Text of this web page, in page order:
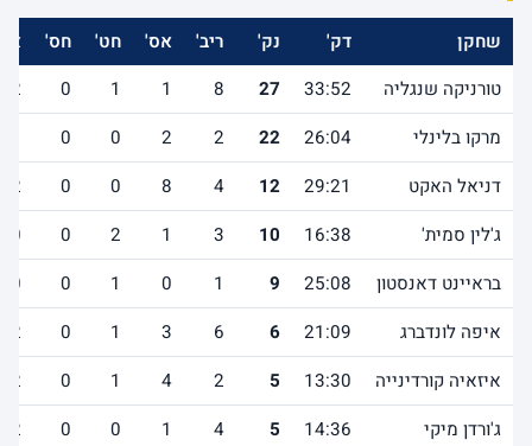
שחקן דק' נק' ריב' אס' חט' חס'
טורניקה שנגליה
33:52
27
8
1
1
0
2
מרקו בלינלי
26:04
22
2
2
0
0
דניאל האקט
29:21
12
4
8
0
0
2
ג'לין סמית'
16:38
10
3
1
2
0
0
בראיינט דאנסטון
25:08
9
1
0
1
0
0
איפה לונדברג
21:09
6
6
3
1
0
2
איזאיה קורדינייה
13:30
5
2
4
1
0
2
ג'ורדן מיקי
14:36
5
4
1
0
0
2